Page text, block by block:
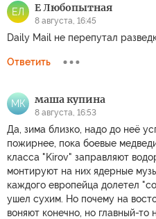
ЕЛ Е Любопытная
8 августа, 16:45
Daily Mail не перепутал
Ответить
МК маша купина
8 августа, 16:53
Да, зима близко, надо до неё
пожирнее, пока боевые
класса "Kirov" заправляют
монтируют на них ядерные
каждого европейца долетел
ушел сухим. Но почему на
воняют конечно, но главный-то